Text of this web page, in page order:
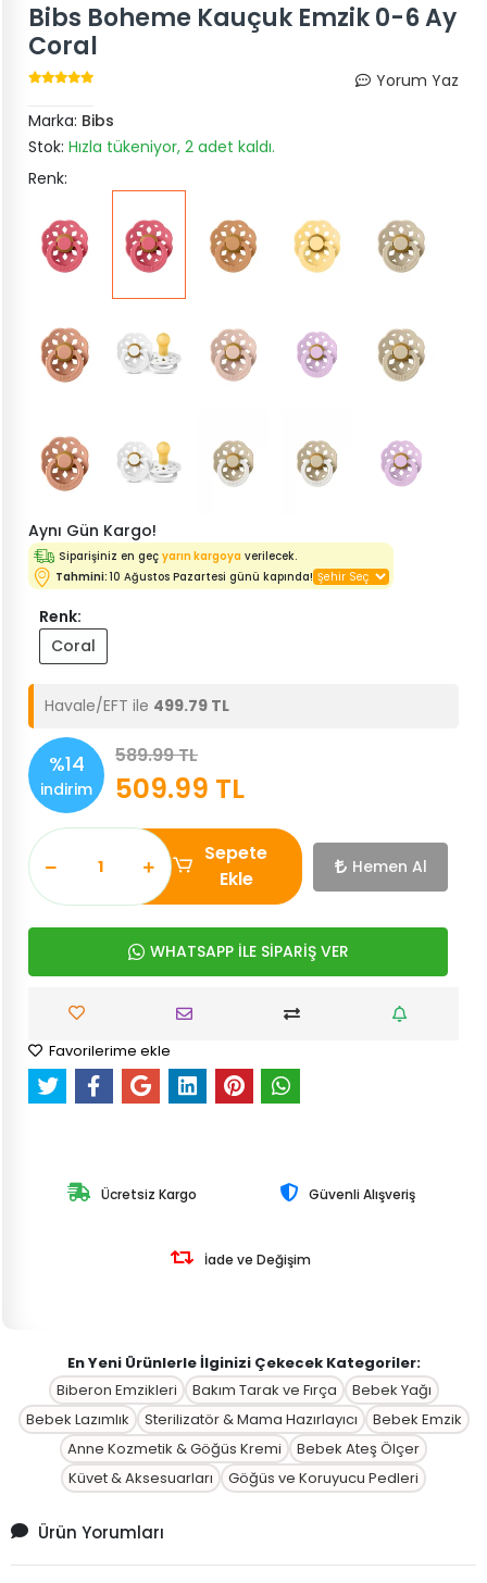
Bibs Boheme Kauçuk Emzik 0-6 Ay
Coral
Yorum Yaz
Marka: Bibs
Stok: Hızla tükeniyor, 2 adet kaldı.
Renk:
Aynı Gün Kargo!
Siparişiniz en geç yarın kargoya verilecek.
Tahmini:10 Ağustos Pazartesi günü kapında!
Renk:
Coral
Havale/EFT ile 499.79 TL
%14
indirim
589.99 TL
509.99 TL
Sepete
Ekle
Hemen Al
WHATSAPP İLE SİPARİŞ VER
Favorilerime ekle
Ücretsiz Kargo Güvenli Alışveriş
İade ve Değişim
En Yeni Ürünlerle İlginizi Çekecek Kategoriler:
Biberon Emzikleri
Bakım Tarak ve Fırça
Bebek Yağı
Bebek Lazımlık
Sterilizatör & Mama Hazırlayıcı
Bebek Emzik
Anne Kozmetik & Göğüs Kremi
Bebek Ateş Ölçer
Küvet & Aksesuarları
Göğüs ve Koruyucu Pedleri
Ürün Yorumları